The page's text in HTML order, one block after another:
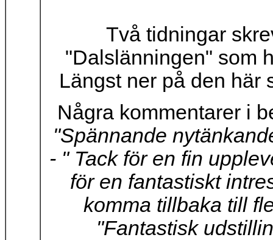
Två tidningar
"Dalslänningen" som
Längst ner på den här
Några kommentarer i
"Spännande
- " Tack för en fin
för en fantastiskt
komma tillbaka till
"Fantastisk